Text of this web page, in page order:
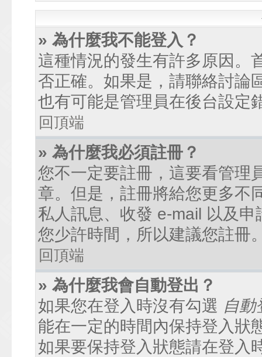
» 為什麼我不能登入？
這種情況的發生有許多原因。
否正確。如果是，請聯絡討論
也有可能是管理員在後台設定
回頂端
» 為什麼我必須註冊？
您不一定要註冊，這要看管理
章。但是，註冊將給您更多不
私人訊息、收發 e-mail 以及
您少許時間，所以建議您註冊
回頂端
» 為什麼我會自動登出？
如果您在登入時沒有勾選 自動
能在一定的時間內保持登入狀
如果要保持登入狀態請在登入